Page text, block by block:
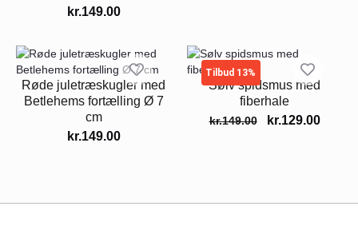
kr.149.00
Røde juletræskugler med
Betlehems fortælling Ø 7
cm
kr.149.00
Tilbud 13%
Sølv spidsmus med
fiberhale
kr.149.00 kr.129.00